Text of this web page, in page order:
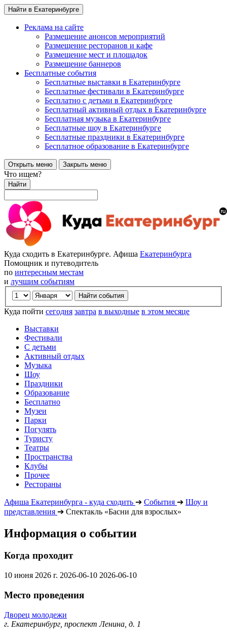
Найти в Екатеринбурге
Реклама на сайте
Размещение анонсов мероприятий
Размещение ресторанов и кафе
Размещение мест и площадок
Размещение баннеров
Бесплатные события
Бесплатные выставки в Екатеринбурге
Бесплатные фестивали в Екатеринбурге
Бесплатно с детьми в Екатеринбурге
Бесплатный активный отдых в Екатеринбурге
Бесплатная музыка в Екатеринбурге
Бесплатные шоу в Екатеринбурге
Бесплатные праздники в Екатеринбурге
Бесплатное образование в Екатеринбурге
Открыть меню Закрыть меню
Что ищем?
Найти
Куда сходить в Екатеринбурге. Афиша Екатеринбурга
Помощник и путеводитель
по интересным местам
и лучшим событиям
Куда пойти сегодня завтра в выходные в этом месяце
Выставки
Фестивали
С детьми
Активный отдых
Музыка
Шоу
Праздники
Образование
Бесплатно
Музеи
Парки
Погулять
Туристу
Театры
Пространства
Клубы
Прочее
Рестораны
Афиша Екатеринбурга - куда сходить ➔ События ➔ Шоу и
представления ➔ Спектакль «Басни для взрослых»
Информация о событии
Когда проходит
10 июня 2026 г. 2026-06-10 2026-06-10
Место проведения
Дворец молодежи
г. Екатеринбург, проспект Ленина, д. 1